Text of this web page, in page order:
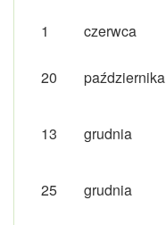
1 czerwca
20 października
13 grudnia
25 grudnia